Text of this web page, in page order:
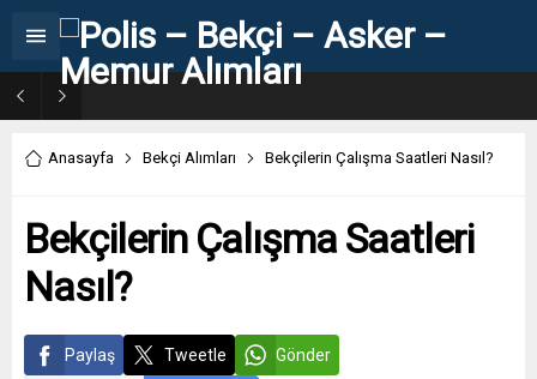
Anasayfa Bekçi Alımları Bekçilerin Çalışma Saatleri Nasıl?
Bekçilerin Çalışma Saatleri
Nasıl?
Paylaş Tweetle Gönder